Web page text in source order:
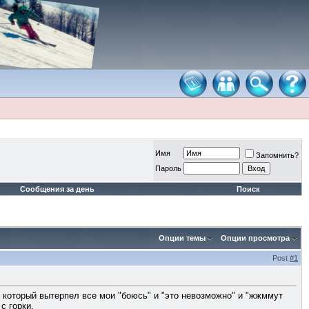
Имя
Запомнить?
Пароль
Сообщения за день Поиск
Опции темы Опции просмотра
Post #1
вытерпел все мои "боюсь" и "это невозможно" и "жжммут
горки.